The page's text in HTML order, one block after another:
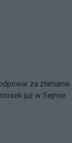
za
już w Sejmie